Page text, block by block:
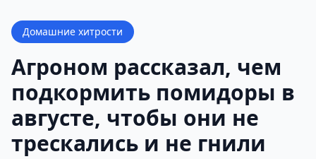
Домашние хитрости
Агроном рассказал, чем
подкормить помидоры в
августе, чтобы они не
трескались и не гнили